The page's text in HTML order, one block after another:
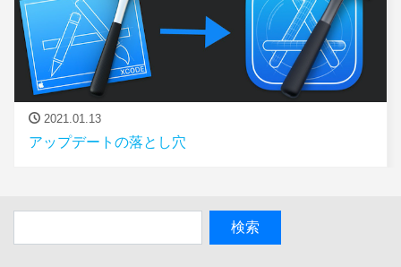
2021.01.13
アップデートの落とし穴